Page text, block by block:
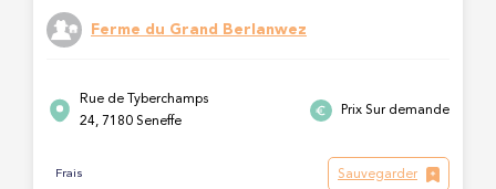
Ferme du Grand Berlanwez
Rue de Tyberchamps
24, 7180 Seneffe
Prix Sur demande
Frais Sauvegarder